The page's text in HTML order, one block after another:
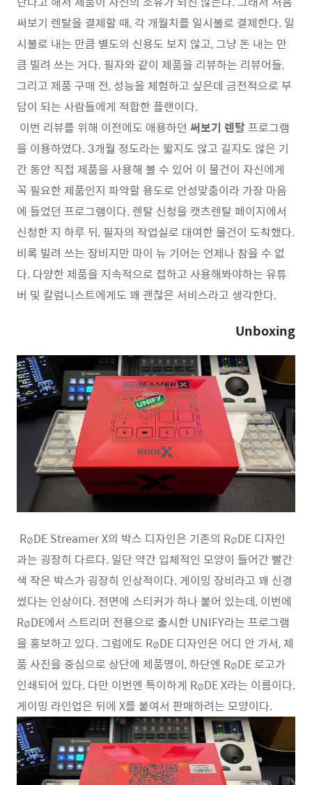
써보기 렌탈을 결제할 때, 각 개월치를 일시불로 결제한다. 일
시불로 내는 만큼 별도의 신용도 보지 않고, 그냥 돈 내는 만
큼 빌려 쓰는 거다. 필자와 같이 제품을 리뷰하는 리뷰어들,
그리고 제품 구매 전, 성능을 체험하고 싶은데 금전적으로 부
담이 되는 사람들에게 적합한 플랜이다.
이번 리뷰를 위해 이전에도 애용하던 써보기 렌탈프로그램
을 이용하였다. 3개월 정도라는 짧지도 않고 길지도 않은 기
간 동안 직접 제품을 사용해 볼 수 있어 이 물건이 자신에게
꼭 필요한 제품인지 파악할 용도로 안성맞춤이라 가장 마음
에 들었던 프로그램이다. 렌탈 신청을 캣츠렌탈 페이지에서
신청한 지 하루 뒤, 필자의 작업실로 대여한 물건이 도착했다.
비록 빌려 쓰는 장비지만 마이 뉴 기어는 언제나 참을 수 없
다. 다양한 제품을 지속적으로 접하고 사용해봐야하는 유튜
버 및 칼럼니스트에게도 꽤 괜찮은 서비스라고 생각한다.
Unboxing
RøDE Streamer X의 박스 디자인은 기존의 RøDE 디자인
과는 굉장히 다르다. 일단 약간 입체적인 모양이 들어간 빨간
색 작은 박스가 굉장히 인상적이다. 게이밍 장비라고 꽤 신경
썼다는 인상이다. 전면에 스티커가 하나 붙어 있는데, 이번에
RøDE에서 스트리머 전용으로 출시한 UNIFY라는 프로그램
을 홍보하고 있다. 그럼에도 RøDE 디자인은 어디 안 가서, 제
품 사진을 중심으로 상단에 제품명이, 하단엔 RøDE 로고가
인쇄되어 있다. 다만 이번엔 특이하게 RøDE X라는 이름이다.
게이밍 라인업은 뒤에 X를 붙여서 판매하려는 모양이다.